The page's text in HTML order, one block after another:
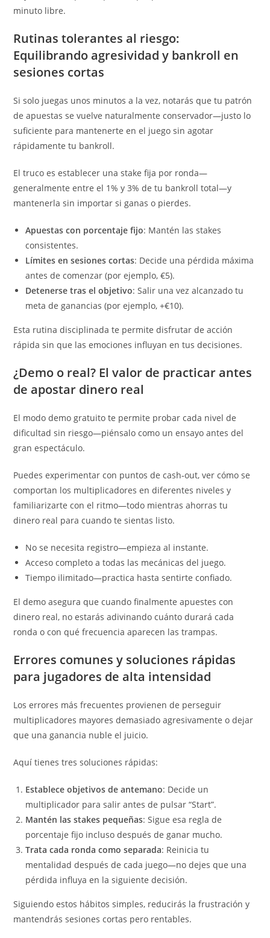
minuto libre.
Rutinas tolerantes al riesgo:
Equilibrando agresividad y bankroll en
sesiones cortas
Si solo juegas unos minutos a la vez, notarás que tu patrón
de apuestas se vuelve naturalmente conservador—justo lo
suficiente para mantenerte en el juego sin agotar
rápidamente tu bankroll.
El truco es establecer una stake fija por ronda—
generalmente entre el 1% y 3% de tu bankroll total—y
mantenerla sin importar si ganas o pierdes.
Apuestas con porcentaje fijo: Mantén las stakes
consistentes.
Límites en sesiones cortas: Decide una pérdida máxima
antes de comenzar (por ejemplo, €5).
Detenerse tras el objetivo: Salir una vez alcanzado tu
meta de ganancias (por ejemplo, +€10).
Esta rutina disciplinada te permite disfrutar de acción
rápida sin que las emociones influyan en tus decisiones.
¿Demo o real? El valor de practicar antes
de apostar dinero real
El modo demo gratuito te permite probar cada nivel de
dificultad sin riesgo—piénsalo como un ensayo antes del
gran espectáculo.
Puedes experimentar con puntos de cash‑out, ver cómo se
comportan los multiplicadores en diferentes niveles y
familiarizarte con el ritmo—todo mientras ahorras tu
dinero real para cuando te sientas listo.
No se necesita registro—empieza al instante.
Acceso completo a todas las mecánicas del juego.
Tiempo ilimitado—practica hasta sentirte confiado.
El demo asegura que cuando finalmente apuestes con
dinero real, no estarás adivinando cuánto durará cada
ronda o con qué frecuencia aparecen las trampas.
Errores comunes y soluciones rápidas
para jugadores de alta intensidad
Los errores más frecuentes provienen de perseguir
multiplicadores mayores demasiado agresivamente o dejar
que una ganancia nuble el juicio.
Aquí tienes tres soluciones rápidas:
Establece objetivos de antemano: Decide un
multiplicador para salir antes de pulsar “Start”.
Mantén las stakes pequeñas: Sigue esa regla de
porcentaje fijo incluso después de ganar mucho.
Trata cada ronda como separada: Reinicia tu
mentalidad después de cada juego—no dejes que una
pérdida influya en la siguiente decisión.
Siguiendo estos hábitos simples, reducirás la frustración y
mantendrás sesiones cortas pero rentables.